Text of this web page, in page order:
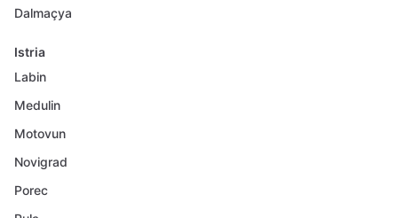
Dalmaçya
Istria
Labin
Medulin
Motovun
Novigrad
Porec